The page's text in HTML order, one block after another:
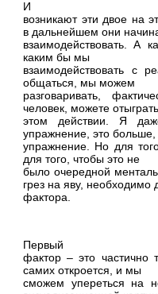
И
возникают эти двое на
в дальнейшем они
взаимодействовать. А
каким бы мы
взаимодействовать с
общаться, мы можем
разговаривать,
человек, можете
этом действии. Я
упражнение, это больше,
упражнение. Но для
для того, чтобы это не
было очередной
грез на яву, необходимо
фактора.
Первый
фактор – это
самих откроется, и мы
сможем упереться на